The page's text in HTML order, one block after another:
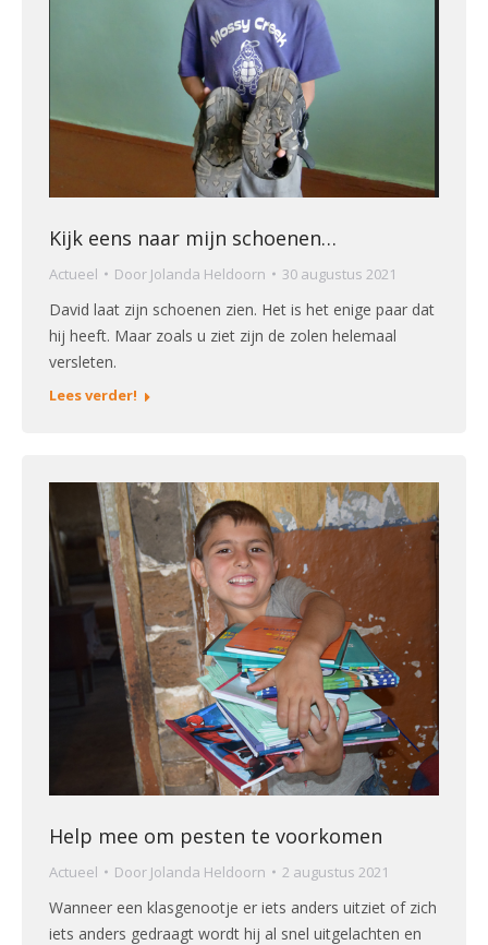
Kijk eens naar mijn schoenen…
Actueel Door Jolanda Heldoorn 30 augustus 2021
David laat zijn schoenen zien. Het is het enige paar dat
hij heeft. Maar zoals u ziet zijn de zolen helemaal
versleten.
Lees verder!
Help mee om pesten te voorkomen
Actueel Door Jolanda Heldoorn 2 augustus 2021
Wanneer een klasgenootje er iets anders uitziet of zich
iets anders gedraagt wordt hij al snel uitgelachten en